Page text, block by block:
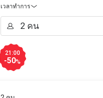
เวลาทำการ
21:00
-50%